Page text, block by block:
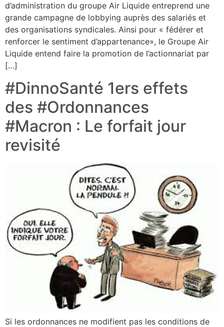
d’administration du groupe Air Liquide entreprend une
grande campagne de lobbying auprès des salariés et
des organisations syndicales. Ainsi pour « fédérer et
renforcer le sentiment d’appartenance», le Groupe Air
Liquide entend faire la promotion de l’actionnariat par
[…]
#DinnoSanté 1ers effets
des #Ordonnances
#Macron : Le forfait jour
revisité
Si les ordonnances ne modifient pas les conditions de